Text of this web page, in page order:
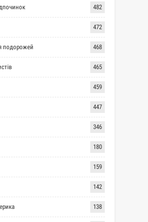
482
472
468
465
459
447
346
180
159
142
138